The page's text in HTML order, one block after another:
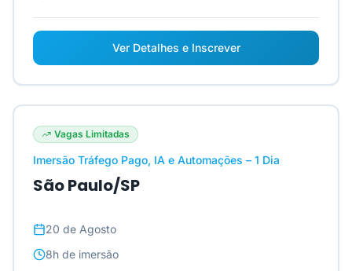
Ver Detalhes e Inscrever
Vagas Limitadas
Imersão Tráfego Pago, IA e Automações – 1 Dia
São Paulo/SP
20 de Agosto
8h de imersão